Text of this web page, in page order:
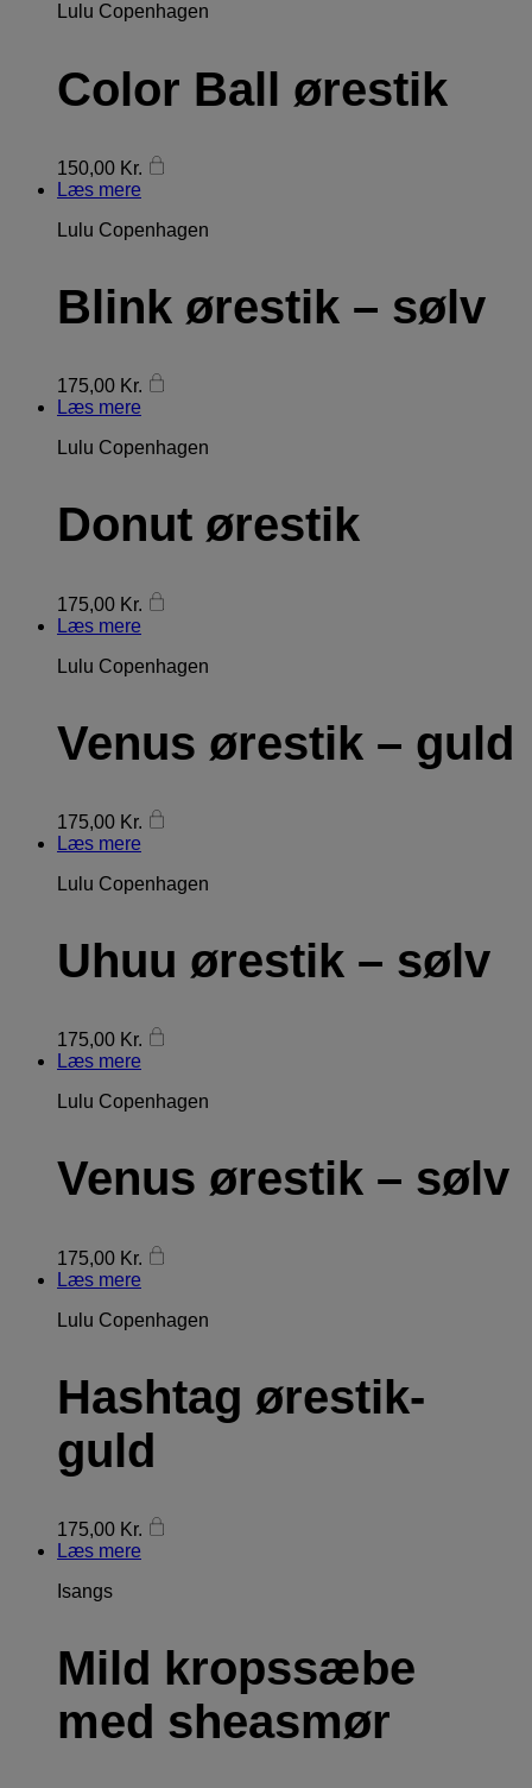
Lulu Copenhagen
Color Ball ørestik
150,00 Kr.
Læs mere
Lulu Copenhagen
Blink ørestik – sølv
175,00 Kr.
Læs mere
Lulu Copenhagen
Donut ørestik
175,00 Kr.
Læs mere
Lulu Copenhagen
Venus ørestik – guld
175,00 Kr.
Læs mere
Lulu Copenhagen
Uhuu ørestik – sølv
175,00 Kr.
Læs mere
Lulu Copenhagen
Venus ørestik – sølv
175,00 Kr.
Læs mere
Lulu Copenhagen
Hashtag ørestik-
guld
175,00 Kr.
Læs mere
Isangs
Mild kropssæbe
med sheasmør